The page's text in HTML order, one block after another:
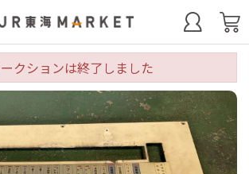
クションは終了しました